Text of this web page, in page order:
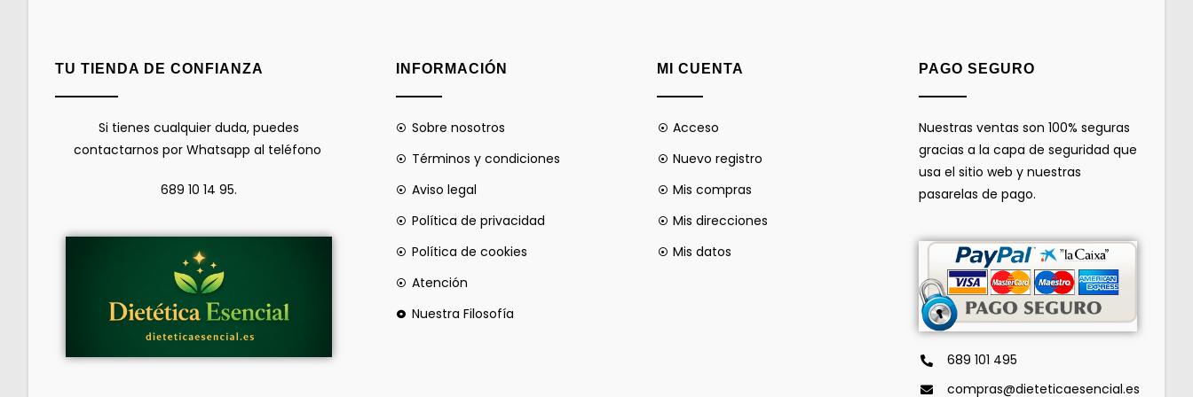
TU TIENDA DE CONFIANZA
Si tienes cualquier duda, puedes
contactarnos por Whatsapp al teléfono
689 10 14 95.
INFORMACIÓN
Sobre nosotros
Términos y condiciones
Aviso legal
Política de privacidad
Política de cookies
Atención
Nuestra Filosofía
MI CUENTA
Acceso
Nuevo registro
Mis compras
Mis direcciones
Mis datos
PAGO SEGURO
Nuestras ventas son 100% seguras
gracias a la capa de seguridad que
usa el sitio web y nuestras
pasarelas de pago.
689 101 495
compras@dieteticaesencial.es